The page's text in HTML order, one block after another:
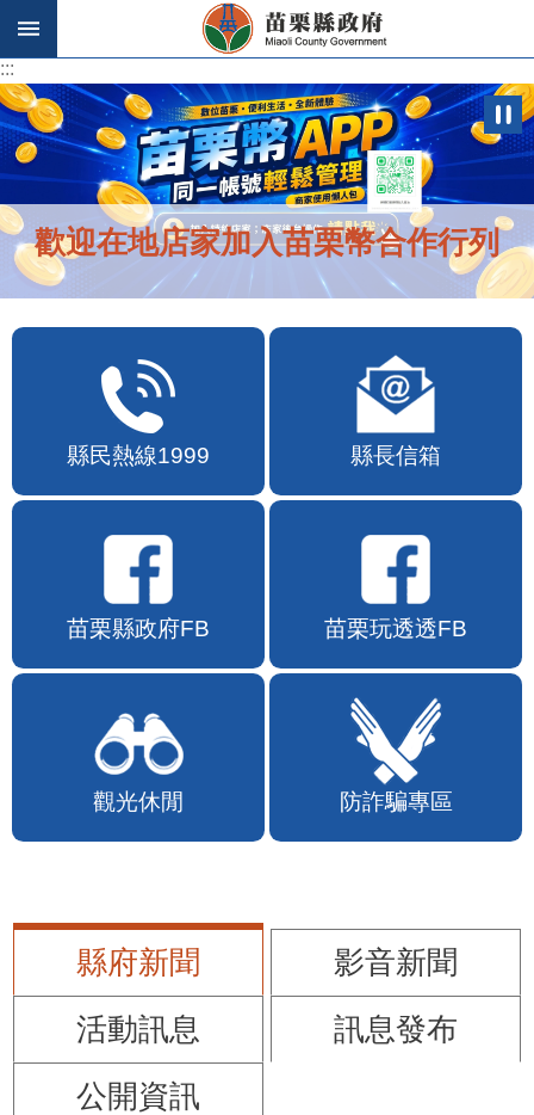
跳到主要內容區塊
:::
:::
歡迎在地店家加入苗栗幣合作行列
縣民熱線1999 縣長信箱
苗栗縣政府FB 苗栗玩透透FB
觀光休閒 防詐騙專區
縣府新聞
影音新聞
活動訊息
訊息發布
公開資訊